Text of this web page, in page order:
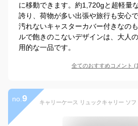
に移動できます。約1,720gと超軽量
誇り、荷物が多い出張や旅行も安心
汚れないキャスターカバー付きなの
ルで飽きのこないデザインは、大人
用的な一品です。
全てのおすすめコメント (1
no. 9